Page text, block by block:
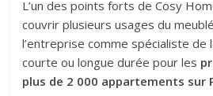
L’un des points forts de Cosy
couvrir plusieurs usages du
l’entreprise comme spécialiste de
courte ou longue durée pour les
plus de 2 000 appartements sur